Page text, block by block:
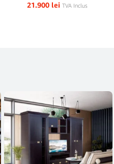
21.900 lei TVA Inclus